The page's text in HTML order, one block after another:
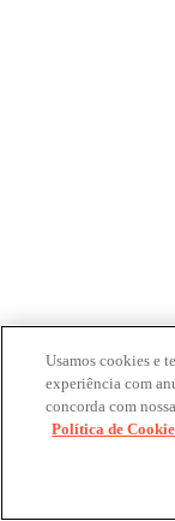
Usamos cookies e
experiência com
concorda com nossa
Política de